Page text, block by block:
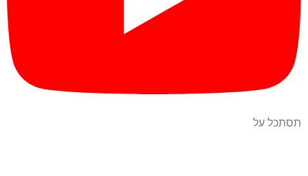
תסתכל על